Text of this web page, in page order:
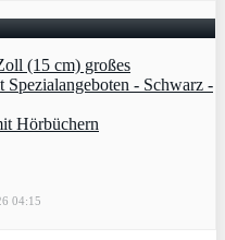
Hörbüchern
04:15